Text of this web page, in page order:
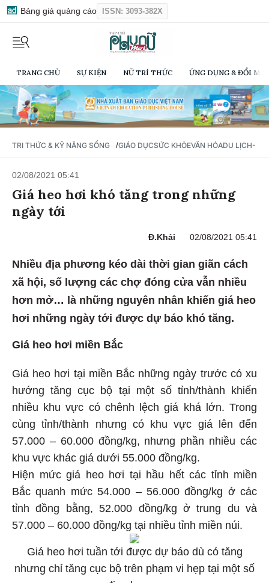
Bảng giá quảng cáo ISSN: 3093-382X
TRANG CHỦ SỰ KIỆN NỮ TRÍ THỨC ỨNG DỤNG & ĐỔI
TRI THỨC & KỸ NĂNG SỐNG /GIÁO DỤCSỨC KHỎEVĂN HÓADU LỊCH-
02/08/2021 05:41
Giá heo hơi khó tăng trong những
ngày tới
Đ.Khải 02/08/2021 05:41
Nhiều địa phương kéo dài thời gian giãn cách
xã hội, số lượng các chợ đóng cửa vẫn nhiều
hơn mở… là những nguyên nhân khiến giá heo
hơi những ngày tới được dự báo khó tăng.
Giá heo hơi miền Bắc
Giá heo hơi tại miền Bắc những ngày trước có xu
hướng tăng cục bộ tại một số tỉnh/thành khiến
nhiều khu vực có chênh lệch giá khá lớn. Trong
cùng tỉnh/thành nhưng có khu vực giá lên đến
57.000 – 60.000 đồng/kg, nhưng phần nhiều các
khu vực khác giá dưới 55.000 đồng/kg.
Hiện mức giá heo hơi tại hầu hết các tỉnh miền
Bắc quanh mức 54.000 – 56.000 đồng/kg ở các
tỉnh đồng bằng, 52.000 đồng/kg ở trung du và
57.000 – 60.000 đồng/kg tại nhiều tỉnh miền núi.
Giá heo hơi tuần tới được dự báo dù có tăng
nhưng chỉ tăng cục bộ trên phạm vi hẹp tại một số